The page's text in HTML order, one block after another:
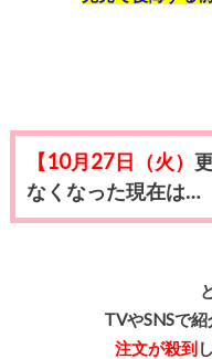
【10月27日（火）
なくなった現在は…
TVやSNSで
注文が殺到